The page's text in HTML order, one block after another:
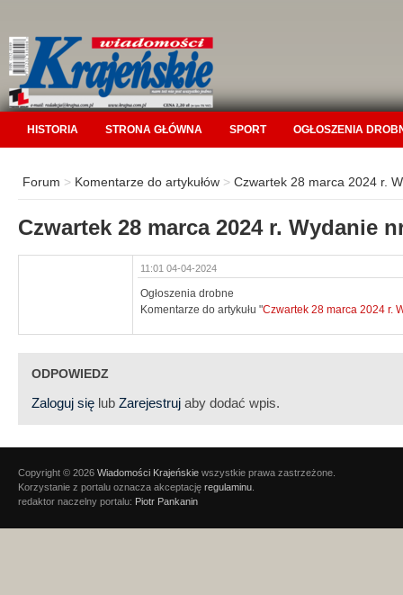
HISTORIA STRONA GŁÓWNA SPORT OGŁOSZENIA
Forum > Komentarze do artykułów > Czwartek 28 marca 2024 r.
Czwartek 28 marca 2024 r. Wydanie
11:01 04-04-2024
Ogłoszenia drobne
Komentarze do artykułu "Czwartek 28 marca 2024 r.
ODPOWIEDZ
Zaloguj się lub Zarejestruj aby dodać wpis.
Copyright © 2026 Wiadomości Krajeńskie wszystkie prawa zastrzeżone.
Korzystanie z portalu oznacza akceptację regulaminu
redaktor naczelny portalu: Piotr Pankanin